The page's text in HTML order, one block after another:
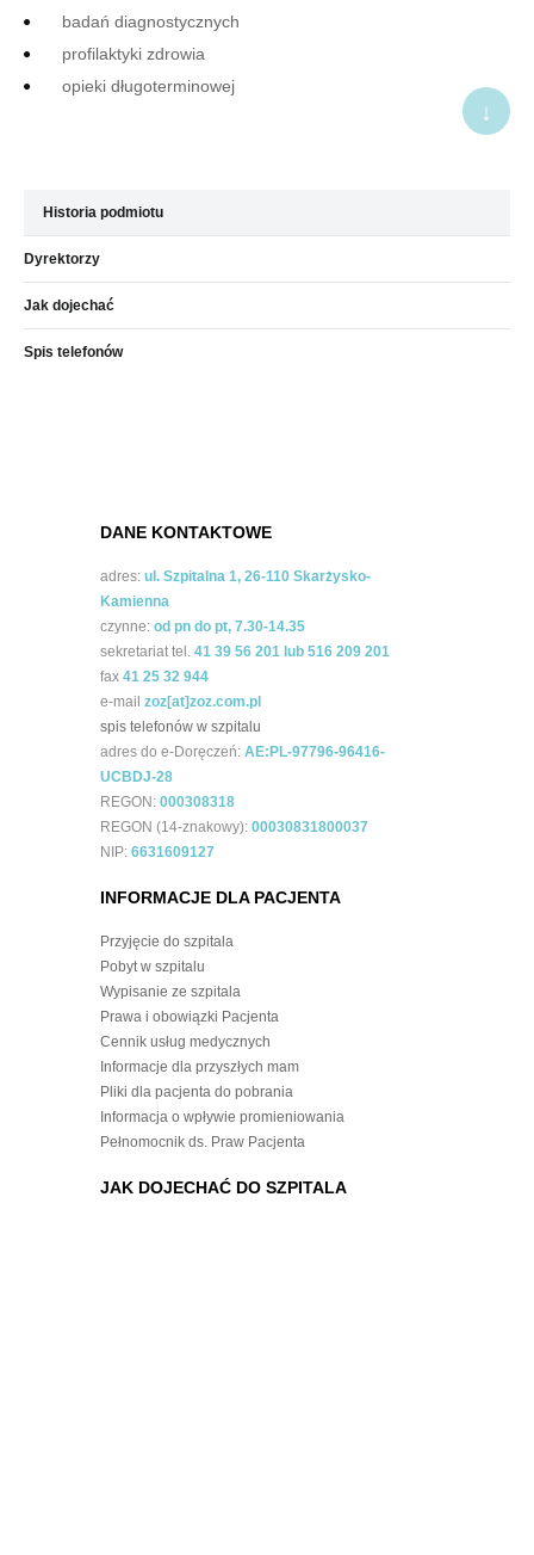
badań diagnostycznych
profilaktyki zdrowia
opieki długoterminowej
Historia podmiotu
Dyrektorzy
Jak dojechać
Spis telefonów
DANE KONTAKTOWE
adres: ul. Szpitalna 1, 26-110 Skarżysko-
Kamienna
czynne: od pn do pt, 7.30-14.35
sekretariat tel. 41 39 56 201 lub 516 209 201
fax 41 25 32 944
e-mail zoz[at]zoz.com.pl
spis telefonów w szpitalu
adres do e-Doręczeń: AE:PL-97796-96416-
UCBDJ-28
REGON: 000308318
REGON (14-znakowy): 00030831800037
NIP: 6631609127
INFORMACJE DLA PACJENTA
Przyjęcie do szpitala
Pobyt w szpitalu
Wypisanie ze szpitala
Prawa i obowiązki Pacjenta
Cennik usług medycznych
Informacje dla przyszłych mam
Pliki dla pacjenta do pobrania
Informacja o wpływie promieniowania
Pełnomocnik ds. Praw Pacjenta
JAK DOJECHAĆ DO SZPITALA
↓